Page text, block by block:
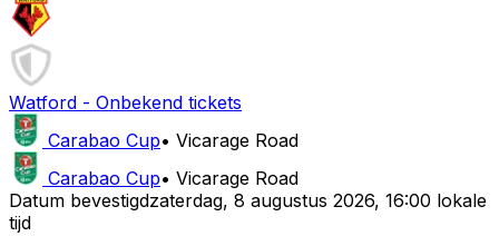
Watford - Onbekend tickets
Carabao Cup• Vicarage Road
Carabao Cup• Vicarage Road
Datum bevestigdzaterdag, 8 augustus 2026, 16:00 lokale
tijd